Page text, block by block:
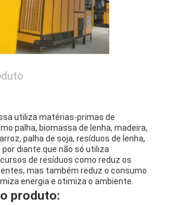
utiliza matérias-primas de
palha, biomassa de lenha, madeira,
palha de soja, resíduos de lenha,
diante.que não só utiliza
de resíduos como reduz os
mas também reduz o consumo
energia e otimiza o ambiente.
produto: